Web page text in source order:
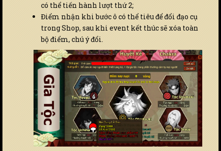
có thể tiến hành lượt thứ 2;
Điểm nhận khi bước ô có thể tiêu để đổi đạo cụ
trong Shop, sau khi event kết thúc sẽ xóa toàn
bộ điểm, chú ý đổi.